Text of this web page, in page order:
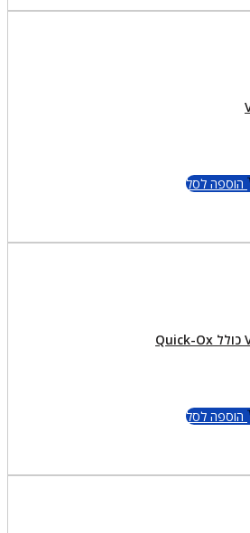
הוספה לסל
הוספה לסל